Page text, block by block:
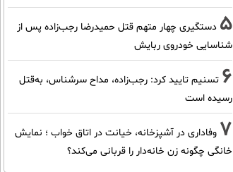
5 دستگیری چهار متهم قتل حمیدرضا رجب‌زاده پس از
شناسایی خودروی ربایش
6 تسنیم تایید کرد: رجب‌زاده، مداح سرشناس، به‌قتل
رسیده است
7 وفاداری در آشپزخانه، خیانت در اتاق خواب ؛ نمایش
خانگی چگونه زن خانه‌دار را قربانی می‌کند؟